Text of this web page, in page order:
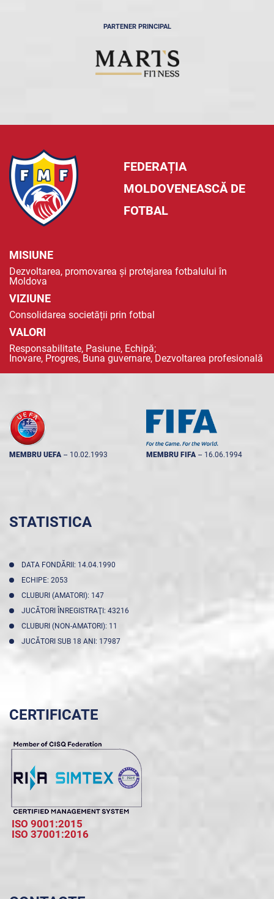
PARTENER PRINCIPAL
FEDERAȚIA
MOLDOVENEASCĂ DE
FOTBAL
MISIUNE
Dezvoltarea, promovarea și protejarea fotbalului în
Moldova
VIZIUNE
Consolidarea societății prin fotbal
VALORI
Responsabilitate, Pasiune, Echipă;
Inovare, Progres, Buna guvernare, Dezvoltarea profesională
MEMBRU UEFA -- 10.02.1993 MEMBRU FIFA -- 16.06.1994
STATISTICA
DATA FONDĂRII: 14.04.1990
ECHIPE: 2053
CLUBURI (AMATORI): 147
JUCĂTORI ÎNREGISTRAŢI: 43216
CLUBURI (NON-AMATORI): 11
JUCĂTORI SUB 18 ANI: 17987
CERTIFICATE
ISO 9001:2015
ISO 37001:2016